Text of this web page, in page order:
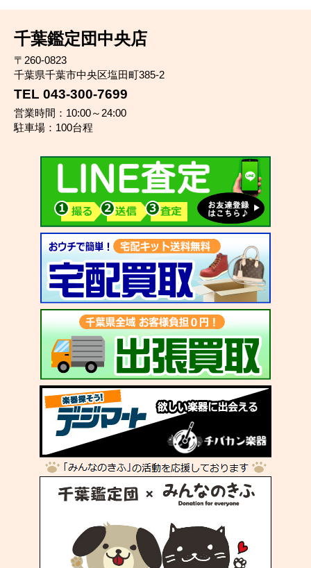
千葉鑑定団中央店
〒260-0823
千葉県千葉市中央区塩田町385-2
TEL 043-300-7699
営業時間：10:00～24:00
駐車場：100台程